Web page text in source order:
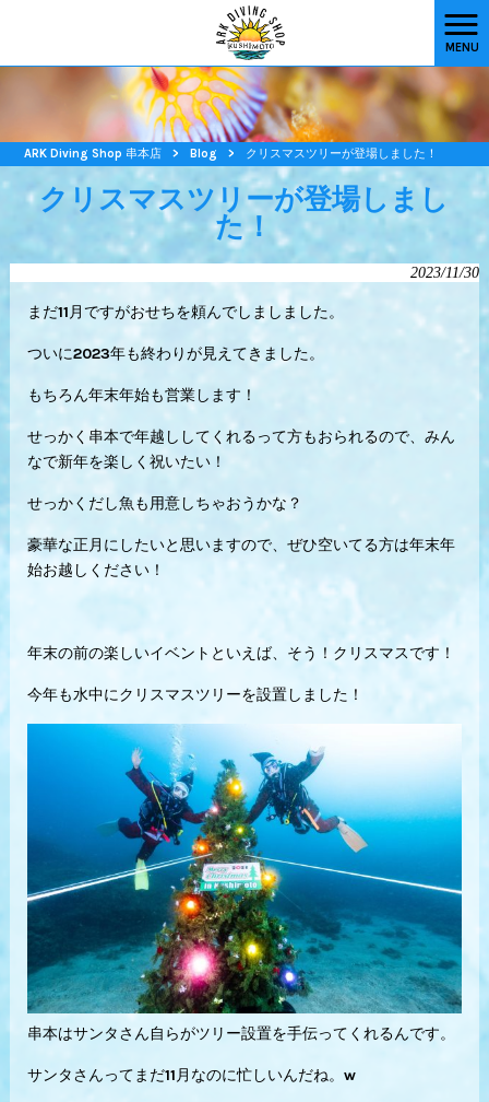
MENU
ARK Diving Shop 串本店 > Blog > クリスマスツリーが登場しました！
クリスマスツリーが登場しまし
た！
2023/11/30
まだ11月ですがおせちを頼んでしましました。
ついに2023年も終わりが見えてきました。
もちろん年末年始も営業します！
せっかく串本で年越ししてくれるって方もおられるので、みん
なで新年を楽しく祝いたい！
せっかくだし魚も用意しちゃおうかな？
豪華な正月にしたいと思いますので、ぜひ空いてる方は年末年
始お越しください！
年末の前の楽しいイベントといえば、そう！クリスマスです！
今年も水中にクリスマスツリーを設置しました！
串本はサンタさん自らがツリー設置を手伝ってくれるんです。
サンタさんってまだ11月なのに忙しいんだね。w